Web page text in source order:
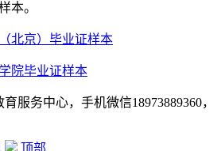
本。
北京）毕业证样本
院毕业证样本
服务中心，手机微信18973889360，